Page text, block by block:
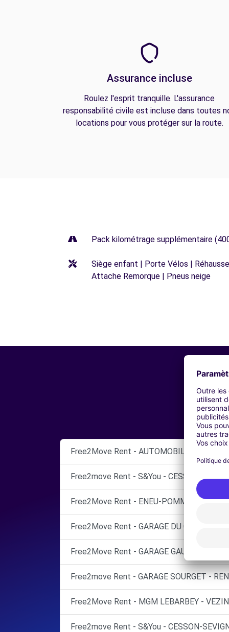
Assurance incluse
Roulez l'esprit tranquille. L'assurance
responsabilité civile est incluse dans toutes
locations pour vous protéger sur la route.
Pack kilométrage supplémentaire
Siège enfant | Porte Vélos |
Attache Remorque | Pneus neige
Free2Move Rent - AUTOMOBILES
Free2move Rent - S&You - CESSON-
Free2Move Rent - ENEU-POMMIER -
Free2Move Rent - GARAGE DU CENTRE -
Free2Move Rent - GARAGE GAUTRIN
Free2move Rent - GARAGE SOURGET -
Free2Move Rent - MGM LEBARBEY -
Free2move Rent - S&You - CESSON-